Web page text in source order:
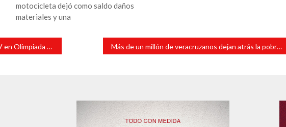
motocicleta dejó como saldo daños
materiales y una
Estatal de Biología Más de un millón de veracruzanos dejan atrás la pobreza